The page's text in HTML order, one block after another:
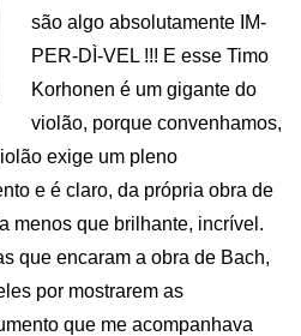
são algo absolutamente IM-
PER-DÌ-VEL !!! E esse Timo
Korhonen é um gigante do
violão, porque convenhamos,
exige um pleno
e é claro, da própria obra de
menos que brilhante, incrível.
que encaram a obra de Bach,
por mostrarem as
que me acompanhava